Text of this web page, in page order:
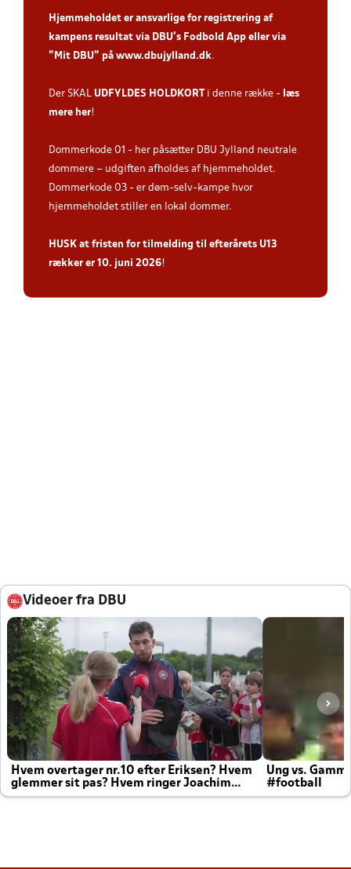
Hjemmeholdet er ansvarlige for registrering af
kampens resultat via DBU’s Fodbold App eller via
”Mit DBU” på www.dbujylland.dk.
Der SKAL UDFYLDES HOLDKORTi denne række - læs
mere her!
Dommerkode 01 - her påsætter DBU Jylland neutrale
dommere – udgiften afholdes af hjemmeholdet.
Dommerkode 03 - er døm-selv-kampe hvor
hjemmeholdet stiller en lokal dommer.
HUSK at fristen for tilmelding til efterårets U13
rækker er 10. juni 2026!
Videoer fra DBU
Hvem overtager nr.10 efter Eriksen? Hvem
glemmer sit pas? Hvem ringer Joachim
altid til efter kampe?
Ung vs.
#football